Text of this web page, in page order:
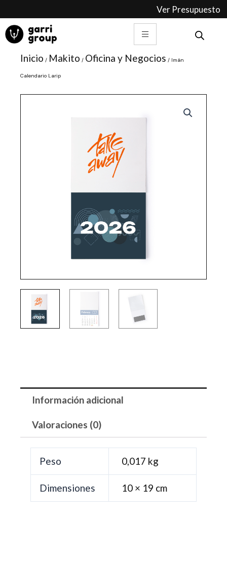
contenido
Ver Presupuesto
Inicio / Makito / Oficina y Negocios / Imán
Calendario Larip
Información adicional
Valoraciones (0)
Peso 0,017 kg
Dimensiones 10 × 19 cm